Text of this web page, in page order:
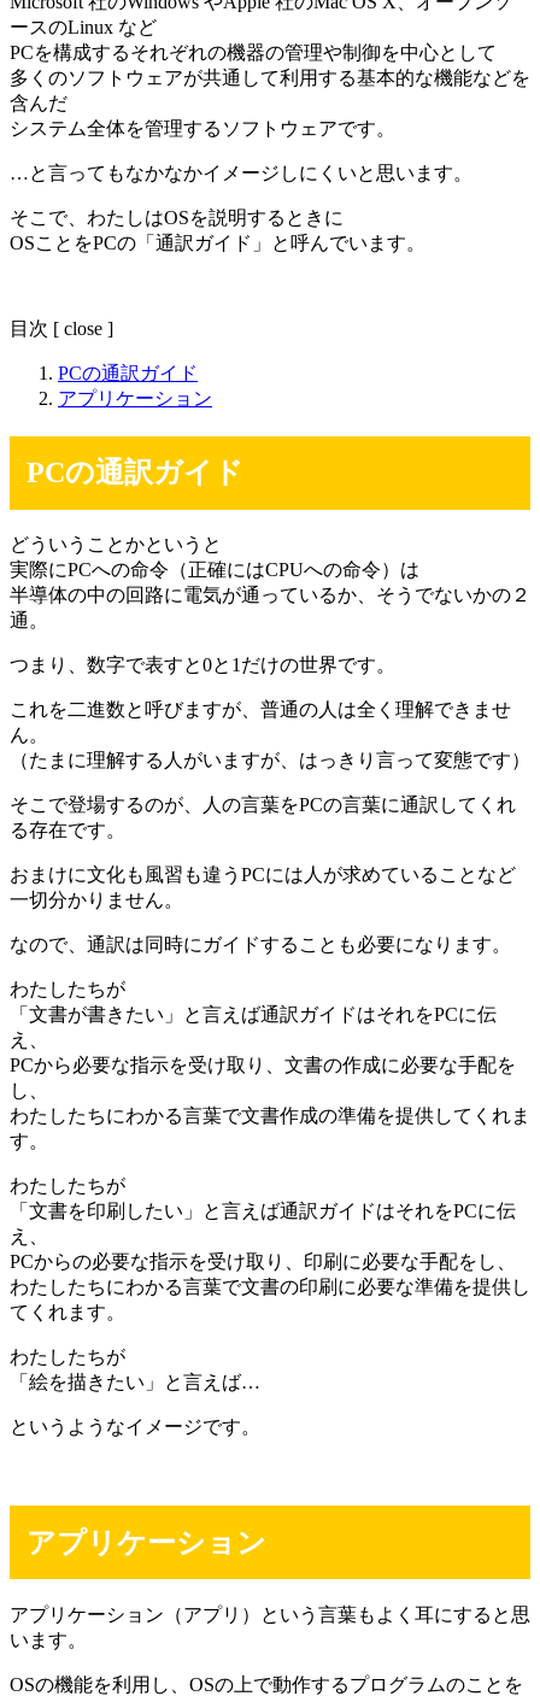
ースのLinux など
PCを構成するそれぞれの機器の管理や制御を中心として
多くのソフトウェアが共通して利用する基本的な機能などを
含んだ
システム全体を管理するソフトウェアです。
…と言ってもなかなかイメージしにくいと思います。
そこで、わたしはOSを説明するときに
OSことをPCの「通訳ガイド」と呼んでいます。
目次 [ close ]
PCの通訳ガイド
アプリケーション
PCの通訳ガイド
どういうことかというと
実際にPCへの命令（正確にはCPUへの命令）は
半導体の中の回路に電気が通っているか、そうでないかの２
通。
つまり、数字で表すと0と1だけの世界です。
これを二進数と呼びますが、普通の人は全く理解できませ
ん。
（たまに理解する人がいますが、はっきり言って変態です）
そこで登場するのが、人の言葉をPCの言葉に通訳してくれ
る存在です。
おまけに文化も風習も違うPCには人が求めていることなど
一切分かりません。
なので、通訳は同時にガイドすることも必要になります。
わたしたちが
「文書が書きたい」と言えば通訳ガイドはそれをPCに伝
え、
PCから必要な指示を受け取り、文書の作成に必要な手配を
し、
わたしたちにわかる言葉で文書作成の準備を提供してくれま
す。
わたしたちが
「文書を印刷したい」と言えば通訳ガイドはそれをPCに伝
え、
PCからの必要な指示を受け取り、印刷に必要な手配をし、
わたしたちにわかる言葉で文書の印刷に必要な準備を提供し
てくれます。
わたしたちが
「絵を描きたい」と言えば…
というようなイメージです。
アプリケーション
アプリケーション（アプリ）という言葉もよく耳にすると思
います。
OSの機能を利用し、OSの上で動作するプログラムのことを